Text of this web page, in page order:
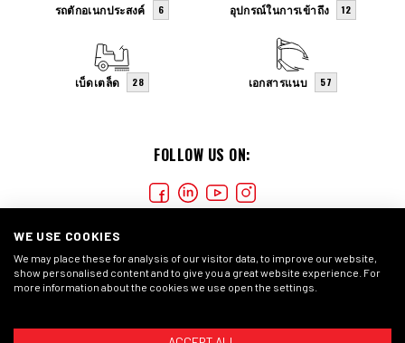
FOLLOW US ON:
รถตักอเนกประสงค์ 6 อุปกรณ์ในการเข้าถึง 12
เบ็ดเตล็ด 28 เอกสารแนบ 57
COOKIES PRIVACY STATEMENT GENERAL CONDITIONS
WE USE COOKIES
We may place these for analysis of our visitor data, to improve our website,
show personalised content and to give you a great website experience. For
more information about the cookies we use open the settings.